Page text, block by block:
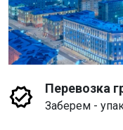
Перевозка
Заберем -